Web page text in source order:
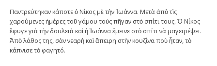
Παντρεύτηκαν κάποτε ὁ Νίκος μὲ τὴν Ἰωάννα. Μετὰ ἀπὸ τὶς
χαρούμενες ἡμέρες τοῦ γάμου τοὺς πῆγαν στὸ σπίτι τους. Ὁ Νίκος
ἔφυγε γιὰ τὴν δουλειὰ καὶ ἡ Ἰωάννα ἔμεινε στὸ σπίτι νὰ μαγειρέψει.
Ἀπὸ λάθος της, σὰν νεαρὴ καὶ ἄπειρη στὴν κουζίνα ποὺ ἦταν, τὸ
κάπνισε τὸ φαγητό.